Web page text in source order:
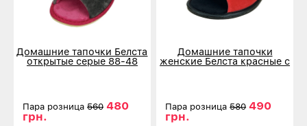
Домашние тапочки Белста
открытые серые 88-48
Пара розница 560 480
грн.
Домашние тапочки
женские Белста красные с
пушком 88-17-1
Пара розница580 490
грн.